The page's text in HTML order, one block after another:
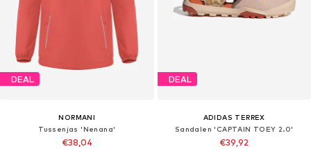
DEAL
NORMANI
Tussenjas 'Nenana'
€38,04
DEAL
ADIDAS TERREX
Sandalen 'CAPTAIN TOEY 2.0'
€39,92